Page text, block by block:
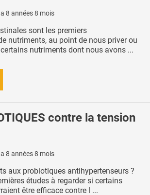
8 années 8 mois
sont les premiers
nutriments, au point de nous priver ou
nutriments dont nous avons ...
contre la tension
8 années 8 mois
aux probiotiques antihypertenseurs ?
études à regarder si certains
être efficace contre l ...